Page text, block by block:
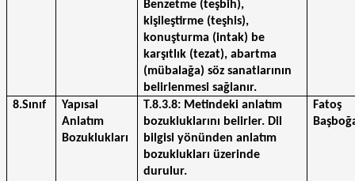
Benzetme (teşbih),
kişileştirme (teşhis),
konuşturma (intak) be
karşıtlık (tezat), abartma
(mübalağa) söz sanatlarının
belirlenmesi sağlanır.
8.Sınıf
Yapısal
Anlatım
Bozuklukları
T.8.3.8: Metindeki anlatım
bozukluklarını belirler. Dil
bilgisi yönünden anlatım
bozuklukları üzerinde
durulur.
Fatoş